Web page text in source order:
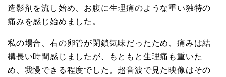
造影剤を流し始め、お腹に生理痛のような重い独特の
痛みを感じ始めました。
私の場合、右の卵管が閉鎖気味だったため、痛みは結
構長い時間感じましたが、もともと生理痛も重いた
め、我慢できる程度でした。超音波で見た映像はその